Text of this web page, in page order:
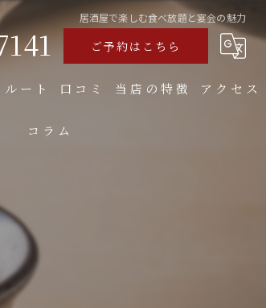
居酒屋で楽しむ食べ放題と宴会の魅力
ご予約はこちら
ルート 口コミ 当店の特徴 アクセス
コラム